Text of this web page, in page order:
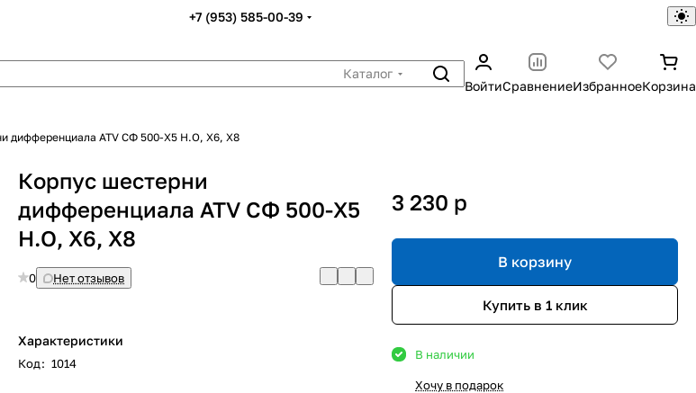
+7 (953) 585-00-39
Каталог
ВойтиСравнениеИзбранноеКорзина
дифференциала ATV СФ 500-Х5 Н.О, Х6, Х8
Корпус шестерни
дифференциала ATV СФ 500-Х5
Н.О, Х6, Х8
0 Нет отзывов
Характеристики
Код: 1014
3 230 p
В корзину
Купить в 1 клик
В наличии
Хочу в подарок